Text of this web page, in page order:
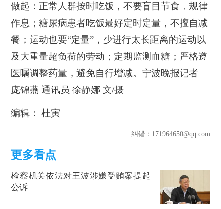
做起：正常人群按时吃饭，不要盲目节食，规律
作息；糖尿病患者吃饭最好定时定量，不擅自减
餐；运动也要“定量”，少进行太长距离的运动以
及大重量超负荷的劳动；定期监测血糖；严格遵
医嘱调整药量，避免自行增减。宁波晚报记者
庞锦燕 通讯员 徐静娜 文/摄
编辑： 杜寅
纠错：171964650@qq.com
检察机关依法对王波涉嫌受贿案提起
公诉